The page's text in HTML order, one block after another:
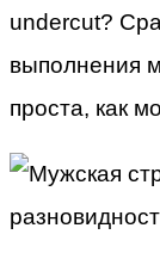
undercut?
выполнения
проста, как